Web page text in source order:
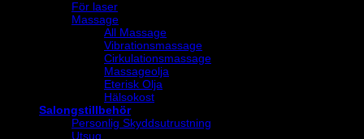
För laser
Massage
All Massage
Vibrationsmassage
Cirkulationsmassage
Massageolja
Eterisk Olja
Hälsokost
Salongstillbehör
Personlig Skyddsutrustning
Utsug